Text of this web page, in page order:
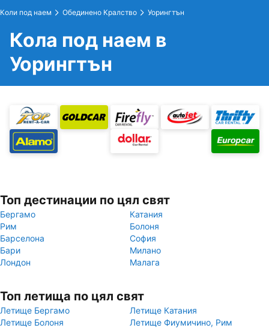
Коли под наем Обединено Кралство Уорингтън
Кола под наем в
Уорингтън
Топ дестинации по цял свят
Бергамо
Катания
Рим
Болоня
Барселона
София
Бари
Милано
Лондон
Малага
Топ летища по цял свят
Летище Бергамо
Летище Катания
Летище Болоня
Летище Фиумичино, Рим